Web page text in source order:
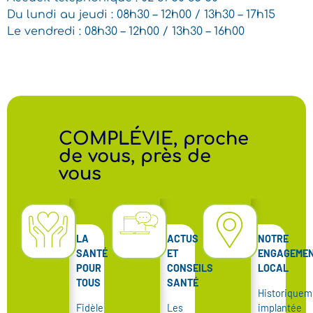
Du lundi au jeudi : 08h30 – 12h00 / 13h30 – 17h15
Le vendredi : 08h30 – 12h00 / 13h30 – 16h00
COMPLÉVIE, proche
de vous, près de
vous
LA
SANTÉ
POUR
TOUS
Fidèle
ACTUS
ET
CONSEILS
SANTÉ
Les
NOTRE
LOCAL
implantée